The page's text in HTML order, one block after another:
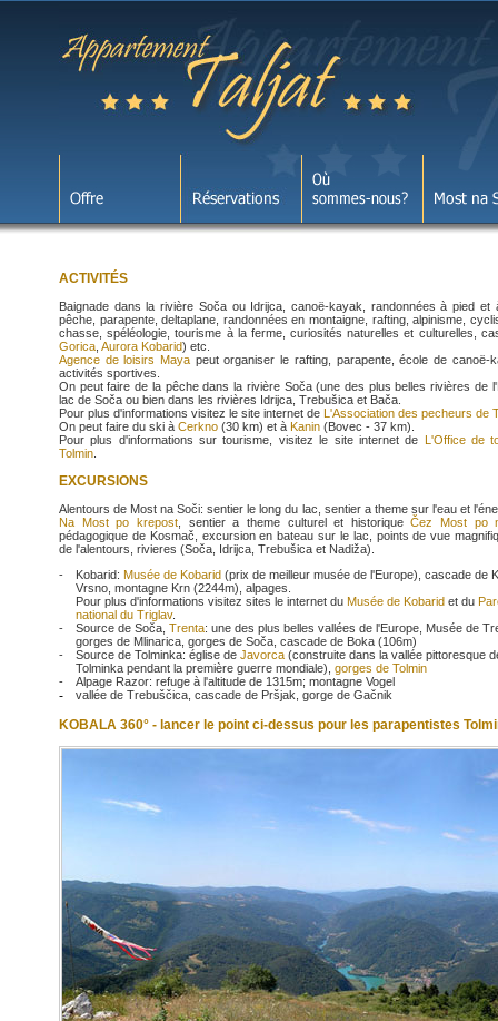
ACTIVITÉS
Baignade dans la rivière Soča ou Idrijca, canoë-kayak, randonnées à pied et
pêche, parapente, deltaplane, randonnées en montaigne, rafting, alpinisme,
chasse, spéléologie, tourisme à la ferme, curiosités naturelles et culturelles,
Gorica Aurora Kobarid) etc.
Agence de loisirs Maya peut organiser le rafting, parapente, école de canoë-
activités sportives.
On peut faire de la pêche dans la rivière Soča (une des plus belles rivières de
lac de Soča ou bien dans les rivières Idrijca, Trebušica et Bača.
Pour plus d'informations visitez le site internet de L'Association des pecheurs de
On peut faire du ski à Cerkno (30 km) et à Kanin (Bovec - 37 km).
Pour plus d'informations sur tourisme, visitez le site internet de L'Office de
Tolmin
EXCURSIONS
Alentours de Most na Soči: sentier le long du lac, sentier a theme sur l'eau et
Na Most po krepost, sentier a theme culturel et historiqueČez Most po
pédagogique de Kosmač, excursion en bateau sur le lac, points de vue
de l'alentours, rivieres (Soča, Idrijca, Trebušica et Nadiža).
-
Kobarid: Musée de Kobarid (prix de meilleur musée de l'Europe), cascade de
Vrsno, montagne Krn (2244m), alpages.
Pour plus d'informations visitez sites le internet du Musée de Kobarid et du
national du Triglav.
-
Source de Soča, Trenta: une des plus belles vallées de l'Europe, Musée de
gorges de Mlinarica, gorges de Soča, cascade de Boka (106m)
-
Source de Tolminka: église de Javorca (construite dans la vallée pittoresque
Tolminka pendant la première guerre mondiale), gorges de Tolmin
-
Alpage Razor: refuge à l'altitude de 1315m; montagne Vogel
- vallée de Trebuščica, cascade de Pršjak, gorge de Gačnik
KOBALA 360° - lancer le point ci-dessus pour les parapentistes